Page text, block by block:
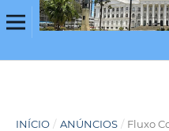
INÍCIO / ANÚNCIOS / Fluxo